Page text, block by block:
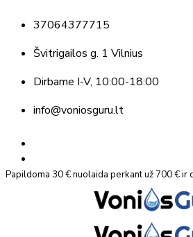
37064377715
Švitrigailos g. 1 Vilnius
Dirbame I-V, 10:00-18:00
info@voniosguru.lt
Papildoma 30 € nuolaida perkant už 700 € ir